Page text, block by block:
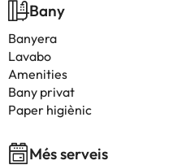
Bany
Banyera
Lavabo
Amenities
Bany privat
Paper higiènic
Més serveis